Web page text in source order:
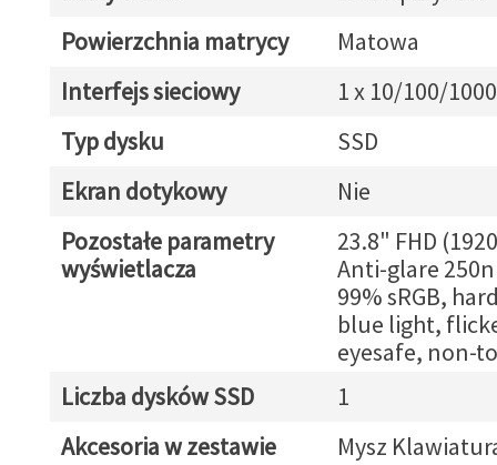
Powierzchnia matrycy
Matowa
Interfejs sieciowy
1 x 10/100/
Typ dysku
SSD
Ekran dotykowy
Nie
Pozostałe parametry
wyświetlacza
23.8" FHD
Anti-glare
99% sRGB,
blue light,
eyesafe, non-
Liczba dysków SSD
1
Akcesoria w zestawie
Mysz